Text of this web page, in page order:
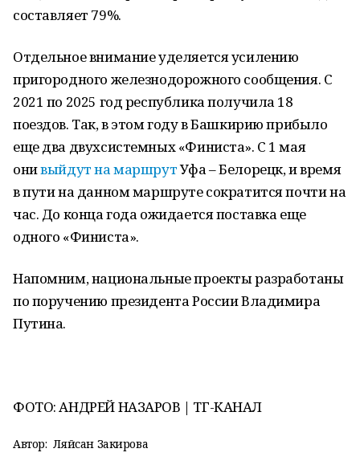
составляет 79%.
Отдельное внимание уделяется усилению
пригородного железнодорожного сообщения. С
2021 по 2025 год республика получила 18
поездов. Так, в этом году в Башкирию прибыло
еще два двухсистемных «Финиста». С 1 мая
онивыйдут на маршрутУфа – Белорецк, и время
в пути на данном маршруте сократится почти на
час. До конца года ожидается поставка еще
одного «Финиста».
Напомним, национальные проекты разработаны
по поручению президента России Владимира
Путина.
ФОТО: АНДРЕЙ НАЗАРОВ | ТГ-КАНАЛ
Автор: Ляйсан Закирова